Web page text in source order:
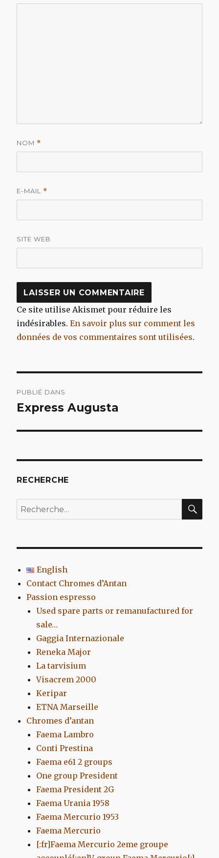
NOM *
E-MAIL *
SITE WEB
Ce site utilise Akismet pour réduire les
indésirables.En savoir plus sur comment les
données de vos commentaires sont utilisées.
de
PUBLIÉ DANS
Express Augusta
RECHERCHE
Recherche
pour
English
Contact Chromes d’Antan
Passion espresso
Used spare parts or remanufactured for
sale…
Gaggia Internazionale
Reneka Major
La tarvisium
Visacrem 2000
Keripar
ETNA Marseille
Chromes d’antan
Faema Lambro
Conti Prestina
Faema e61 2 groups
One group President
Faema President 2G
Faema Urania 1958
Faema Mercurio 1953
Faema Mercurio
[:fr]Faema Mercurio 2eme groupe